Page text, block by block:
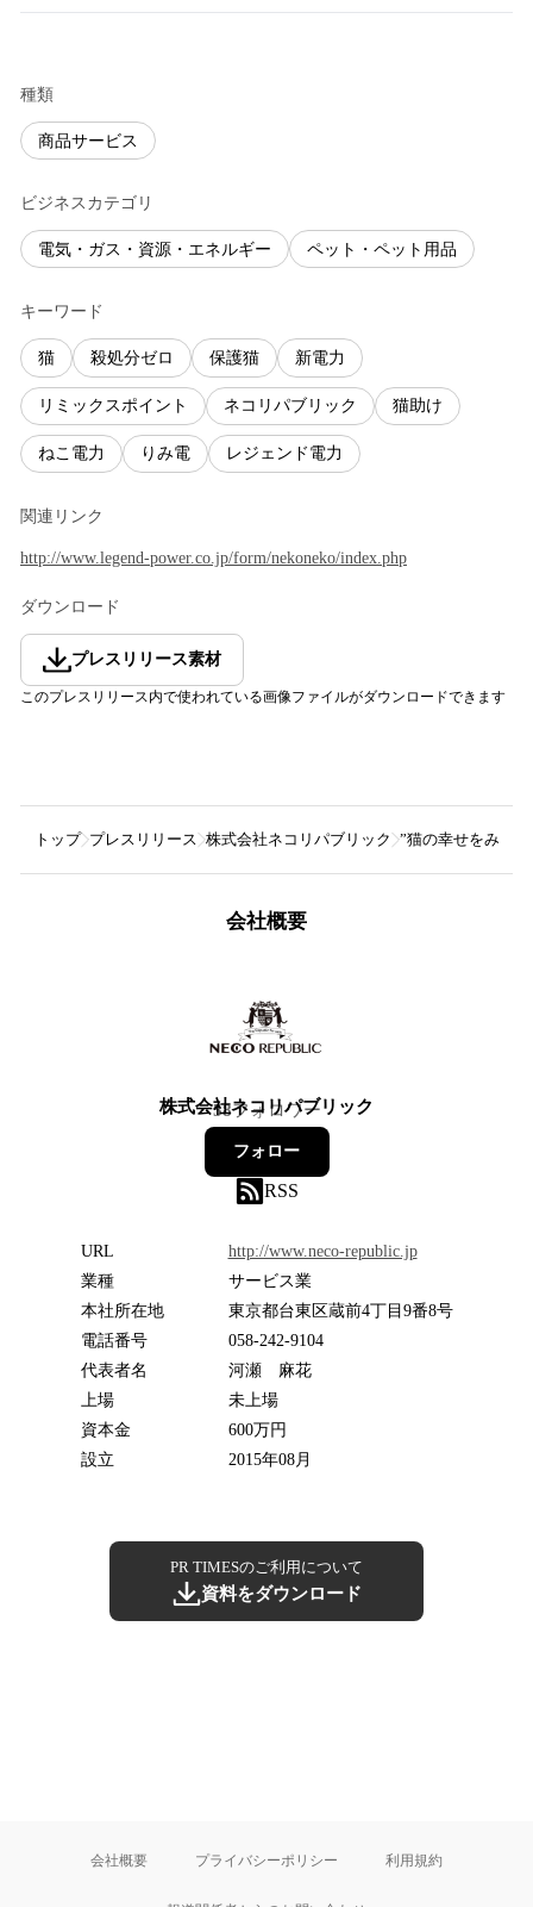
種類
商品サービス
ビジネスカテゴリ
電気・ガス・資源・エネルギー ペット・ペット用品
キーワード
猫 殺処分ゼロ 保護猫 新電力
リミックスポイント ネコリパブリック 猫助け
ねこ電力 りみ電 レジェンド電力
関連リンク
http://www.legend-power.co.jp/form/nekoneko/index.php
ダウンロード
プレスリリース素材
このプレスリリース内で使われている画像ファイルがダウンロードできます
トップ プレスリリース 株式会社ネコリパブリック ”猫の幸せをみん
会社概要
株式会社ネコリパブリック
58フォロワー
フォロー
RSS
URL
http://www.neco-republic.jp
業種
サービス業
本社所在地
東京都台東区蔵前4丁目9番8号
電話番号
058-242-9104
代表者名
河瀬 麻花
上場
未上場
資本金
600万円
設立
2015年08月
PR TIMESのご利用について
資料をダウンロード
会社概要 プライバシーポリシー 利用規約